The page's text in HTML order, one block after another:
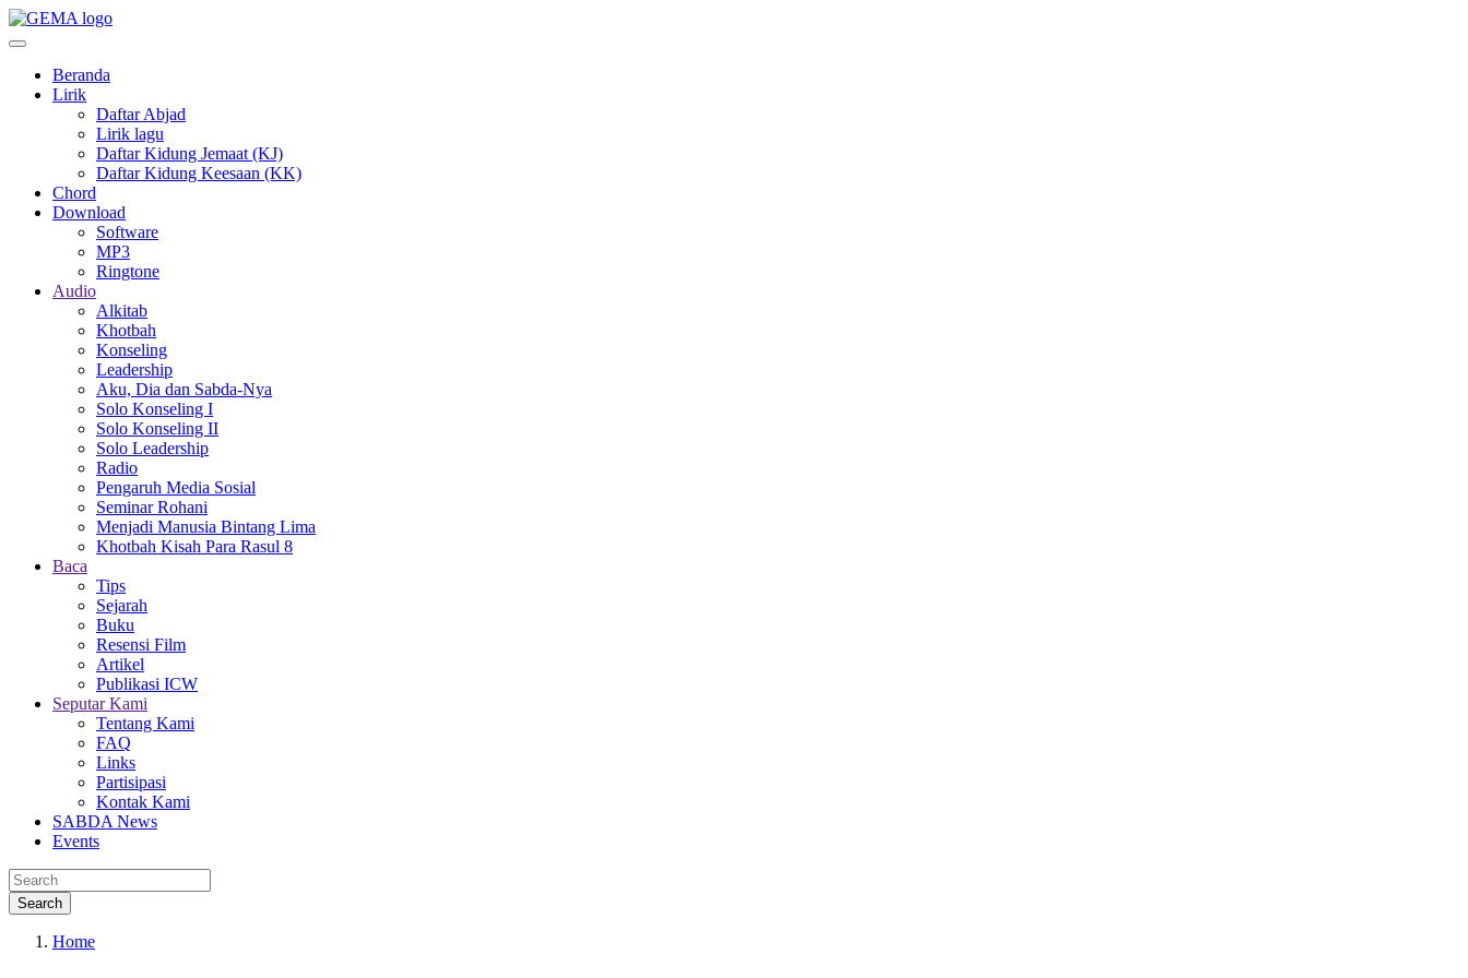
Skip
to
contentBeranda
Lirik
Daftar Abjad
Lirik lagu
Daftar Kidung Jemaat (KJ)
Daftar Kidung Keesaan (KK)
Chord
Download
Software
MP3
Ringtone
Audio
Alkitab
Khotbah
Konseling
Leadership
Aku, Dia dan Sabda-Nya
Solo Konseling I
Solo Konseling II
Solo Leadership
Radio
Pengaruh Media Sosial
Seminar Rohani
Menjadi Manusia Bintang Lima
Khotbah Kisah Para Rasul 8
Baca
Tips
Sejarah
Buku
Resensi Film
Artikel
Publikasi ICW
Seputar Kami
Tentang Kami
FAQ
Links
Partisipasi
Kontak Kami
SABDA News
Events
Home